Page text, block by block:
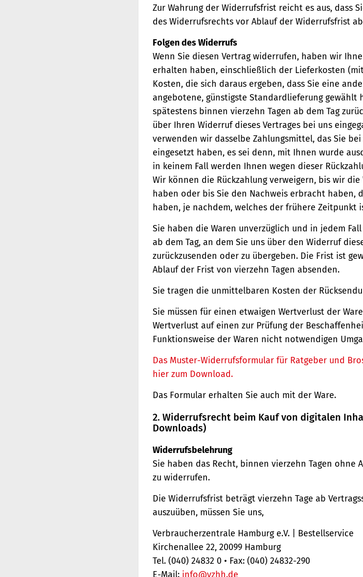
Zur Wahrung der Widerrufsfrist reicht es aus, dass
des Widerrufsrechts vor Ablauf der Widerrufsfrist
Folgen des Widerrufs
Wenn Sie diesen Vertrag widerrufen, haben wir
erhalten haben, einschließlich der Lieferkosten
Kosten, die sich daraus ergeben, dass Sie eine
angebotene, günstigste Standardlieferung gewählt
spätestens binnen vierzehn Tagen ab dem Tag
über Ihren Widerruf dieses Vertrages bei uns
verwenden wir dasselbe Zahlungsmittel, das Sie
eingesetzt haben, es sei denn, mit Ihnen wurde
in keinem Fall werden Ihnen wegen dieser
Wir können die Rückzahlung verweigern, bis wir
haben oder bis Sie den Nachweis erbracht haben,
haben, je nachdem, welches der frühere Zeitpunkt
Sie haben die Waren unverzüglich und in jedem
ab dem Tag, an dem Sie uns über den Widerruf
zurückzusenden oder zu übergeben. Die Frist ist
Ablauf der Frist von vierzehn Tagen absenden.
Sie tragen die unmittelbaren Kosten der
Sie müssen für einen etwaigen Wertverlust der
Wertverlust auf einen zur Prüfung der
Funktionsweise der Waren nicht notwendigen
Das Muster-Widerrufsformular für Ratgeber und
hier zum Download.
Das Formular erhalten Sie auch mit der Ware.
2. Widerrufsrecht beim Kauf von digitalen
Downloads)
Widerrufsbelehrung
Sie haben das Recht, binnen vierzehn Tagen ohne
zu widerrufen.
Die Widerrufsfrist beträgt vierzehn Tage ab
auszuüben, müssen Sie uns,
Verbraucherzentrale Hamburg e.V. | Bestellservice
Kirchenallee 22, 20099 Hamburg
Tel. (040) 24832 0 • Fax: (040) 24832-290
E-Mail: info@vzhh.de